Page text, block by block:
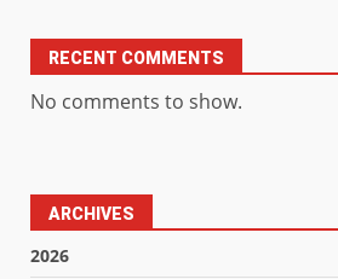
RECENT COMMENTS
No comments to show.
ARCHIVES
2026